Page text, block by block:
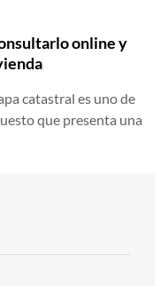
online y
catastral es uno de
que presenta una